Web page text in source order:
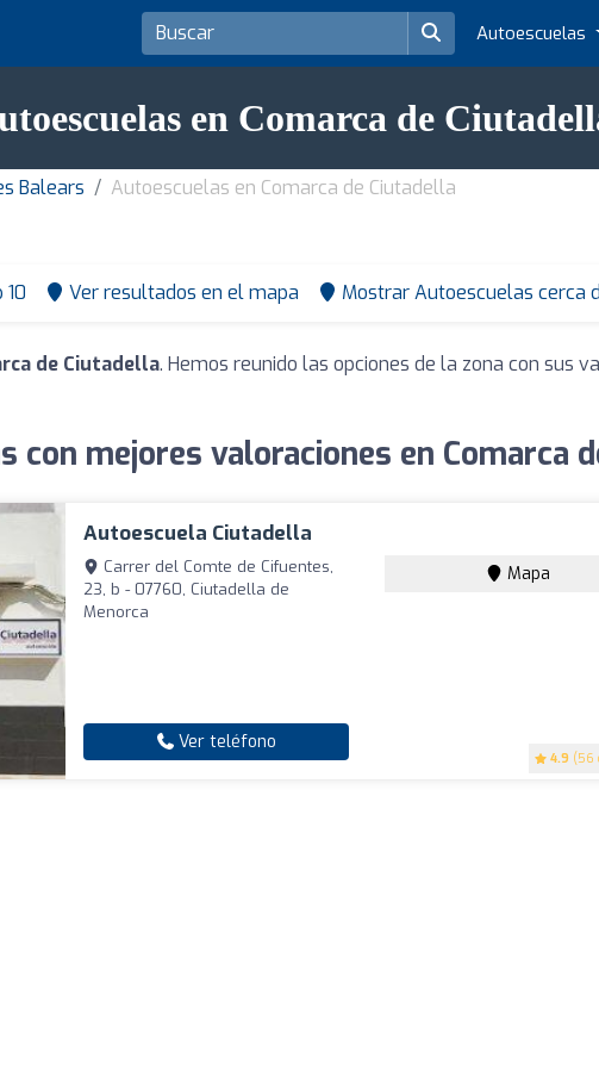
Autoescuelas
en Comarca de
Balears Autoescuelas en Comarca de Ciutadella
10 Ver resultados en el mapa Mostrar Autoescuelas cerca
de Ciutadella. Hemos reunido las opciones de la zona con sus
con mejores valoraciones en Comarca
Autoescuela Ciutadella
4.9 (56
Carrer del Comte de Cifuentes,
23, b - 07760, Ciutadella de
Menorca
Mapa
Ver teléfono